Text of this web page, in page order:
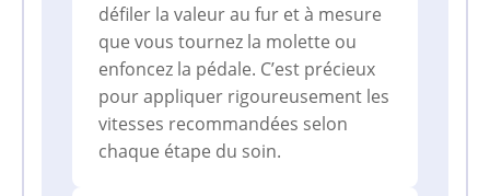
défiler la valeur au fur et à mesure
que vous tournez la molette ou
enfoncez la pédale. C’est précieux
pour appliquer rigoureusement les
vitesses recommandées selon
chaque étape du soin.